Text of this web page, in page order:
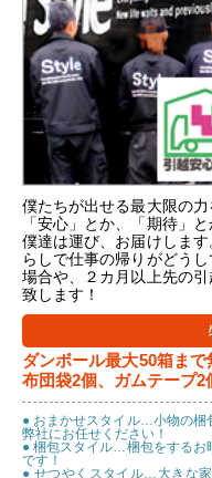
僕たちが出せる最大限の力
「安心」とか、「期待」
僕達は運び、お届けしま
らしで仕事の帰りがどう
場合や、２カ月以上先の
致します！
ダンボール最大50箱まで
布団袋2個、ガムテープ
● おまかせスタイル…小物の梱
弊社にお任せください！
● 梱包スタイル…梱包をするお
です！
● せつやくスタイル…大きな